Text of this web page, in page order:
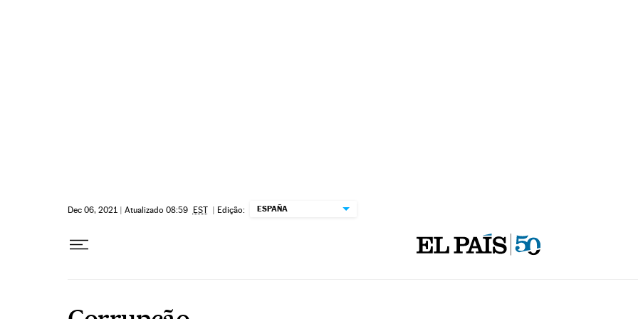
Dec 06, 2021 | Atualizado 08:59 EST | Edição: ESPAÑA